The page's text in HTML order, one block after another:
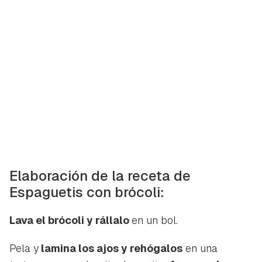
Elaboración de la receta de
Espaguetis con brócoli:
Lava el brócoli y rállaloen un bol.
Pela y lamina los ajos y rehógalos en una